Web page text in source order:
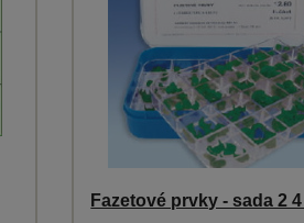
Fazetové prvky - sada 2